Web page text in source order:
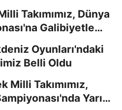
Takımımız, Dünya
Galibiyetle
Oyunları'ndaki
Belli Oldu
Milli Takımımız,
Yarı